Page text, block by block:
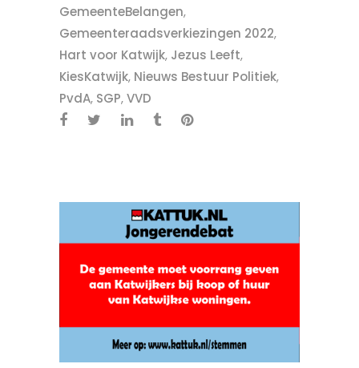
GemeenteBelangen,
Gemeenteraadsverkiezingen 2022,
Hart voor Katwijk, Jezus Leeft,
KiesKatwijk, Nieuws Bestuur Politiek,
PvdA, SGP,VVD